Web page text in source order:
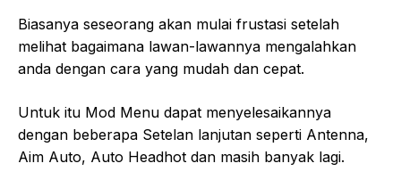
Biasanya seseorang akan mulai frustasi setelah
melihat bagaimana lawan-lawannya mengalahkan
anda dengan cara yang mudah dan cepat.
Untuk itu Mod Menu dapat menyelesaikannya
dengan beberapa Setelan lanjutan seperti Antenna,
Aim Auto, Auto Headhot dan masih banyak lagi.